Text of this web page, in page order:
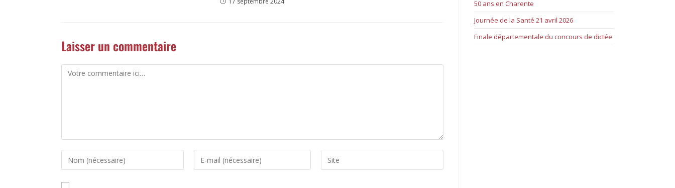
Laisser un commentaire
50 ans en Charente
Journée de la Santé 21 avril 2026
Finale départementale du concours de dictée